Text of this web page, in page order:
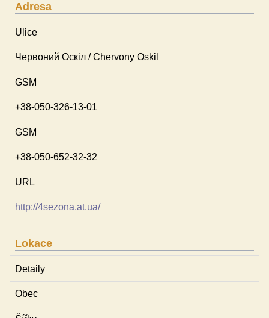
Adresa
Ulice
Червоний Оскіл / Chervony Oskil
GSM
+38-050-326-13-01
GSM
+38-050-652-32-32
URL
http://4sezona.at.ua/
Lokace
Detaily
Obec